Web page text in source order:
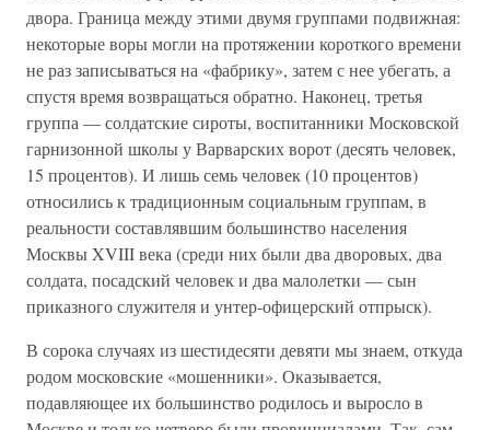
двора. Граница между этими двумя группами подвижная:
некоторые воры могли на протяжении короткого времени
не раз записываться на «фабрику», затем с нее убегать, а
спустя время возвращаться обратно. Наконец, третья
группа — солдатские сироты, воспитанники Московской
гарнизонной школы у Варварских ворот (десять человек,
15 процентов). И лишь семь человек (10 процентов)
относились к традиционным социальным группам, в
реальности составлявшим большинство населения
Москвы XVIII века (среди них были два дворовых, два
солдата, посадский человек и два малолетки — сын
приказного служителя и унтер-офицерский отпрыск).
В сорока случаях из шестидесяти девяти мы знаем, откуда
родом московские «мошенники». Оказывается,
подавляющее их большинство родилось и выросло в